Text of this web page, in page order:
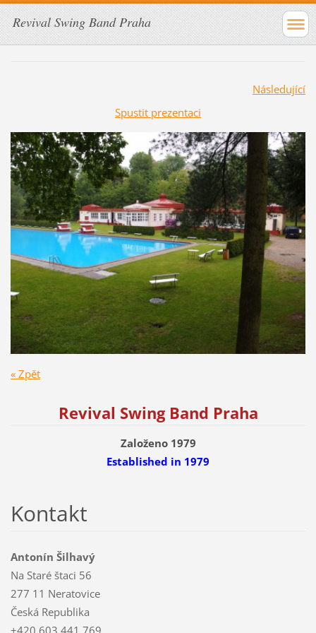
Revival Swing Band Praha
Následující
Spustit prezentaci
« Zpět
Revival Swing Band Praha
Založeno 1979
Established in 1979
Kontakt
Antonín Šilhavý
Na Staré štaci 56
277 11 Neratovice
Česká Republika
+420 603 441 769